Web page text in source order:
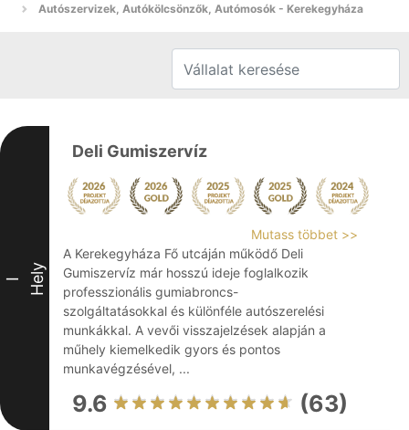
Autószervizek, Autókölcsönzők, Autómosók - Kerekegyháza
I Hely
Deli Gumiszervíz
Mutass többet >>
A Kerekegyháza Fő utcáján működő Deli
Gumiszervíz már hosszú ideje foglalkozik
professzionális gumiabroncs-
szolgáltatásokkal és különféle autószerelési
munkákkal. A vevői visszajelzések alapján a
műhely kiemelkedik gyors és pontos
munkavégzésével, ...
9.6 (63)